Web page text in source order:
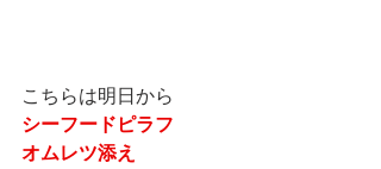
こちらは明日から
シーフードピラフ
オムレツ添え